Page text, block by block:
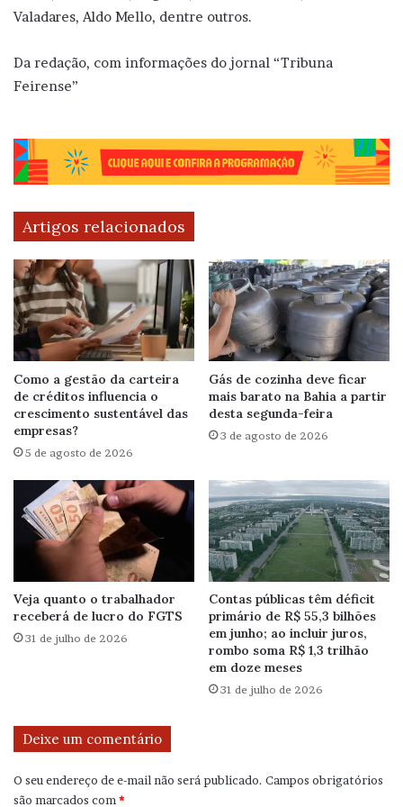
Valadares, Aldo Mello, dentre outros.
Da redação, com informações do jornal “Tribuna
Feirense”
Artigos relacionados
Como a gestão da carteira
de créditos influencia o
crescimento sustentável das
empresas?
5 de agosto de 2026
Gás de cozinha deve ficar
mais barato na Bahia a partir
desta segunda-feira
3 de agosto de 2026
Veja quanto o trabalhador
receberá de lucro do FGTS
31 de julho de 2026
Contas públicas têm déficit
primário de R$ 55,3 bilhões
em junho; ao incluir juros,
rombo soma R$ 1,3 trilhão
em doze meses
31 de julho de 2026
Deixe um comentário
O seu endereço de e-mail não será publicado. Campos obrigatórios
são marcados com*